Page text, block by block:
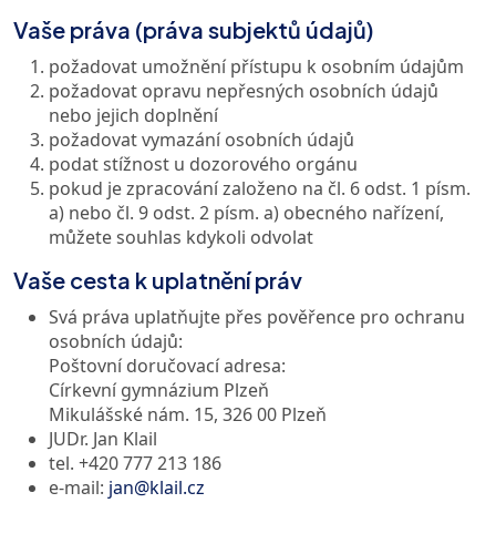
Vaše práva (práva subjektů údajů)
požadovat umožnění přístupu k osobním údajům
požadovat opravu nepřesných osobních údajů
nebo jejich doplnění
požadovat vymazání osobních údajů
podat stížnost u dozorového orgánu
pokud je zpracování založeno na čl. 6 odst. 1 písm.
a) nebo čl. 9 odst. 2 písm. a) obecného nařízení,
můžete souhlas kdykoli odvolat
Vaše cesta k uplatnění práv
Svá práva uplatňujte přes pověřence pro ochranu
osobních údajů:
Poštovní doručovací adresa:
Církevní gymnázium Plzeň
Mikulášské nám. 15, 326 00 Plzeň
JUDr. Jan Klail
tel. +420 777 213 186
e-mail: jan@klail.cz